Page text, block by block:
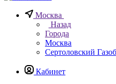
Москва
Назад
Города
Москва
Сертоловский
Кабинет